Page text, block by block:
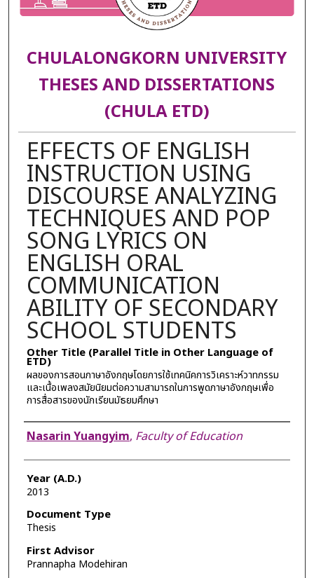
CHULALONGKORN UNIVERSITY
THESES AND DISSERTATIONS
(CHULA ETD)
EFFECTS OF ENGLISH
INSTRUCTION USING
DISCOURSE ANALYZING
TECHNIQUES AND POP
SONG LYRICS ON
ENGLISH ORAL
COMMUNICATION
ABILITY OF SECONDARY
SCHOOL STUDENTS
Other Title (Parallel Title in Other Language of
ETD)
ผลของการสอนภาษาอังกฤษโดยการใช้เทคนิคการวิเคราะห์วาทกรรม
และเนื้อเพลงสมัยนิยมต่อความสามารถในการพูดภาษาอังกฤษเพื่อ
การสื่อสารของนักเรียนมัธยมศึกษา
Author
Nasarin Yuangyim, Faculty of Education
Year (A.D.)
2013
Document Type
Thesis
First Advisor
Prannapha Modehiran